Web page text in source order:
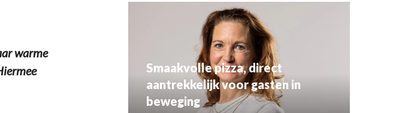
warme
Smaakvolle pizza, direct
aantrekkelijk voor gasten in
beweging